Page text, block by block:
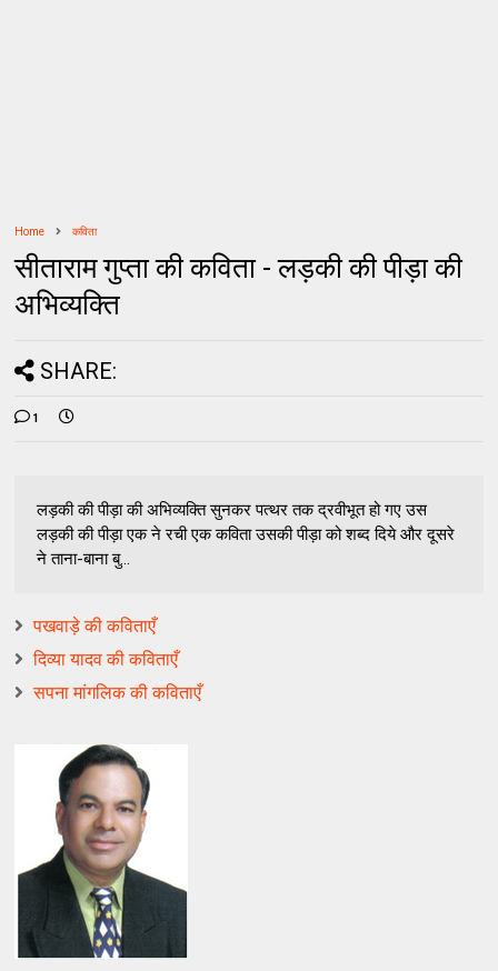
Home कविता
सीताराम गुप्ता की कविता - लड़की की पीड़ा की
अभिव्यक्ति
SHARE:
1
लड़की की पीड़ा की अभिव्यक्ति सुनकर पत्थर तक द्रवीभूत हो गए उस
लड़की की पीड़ा एक ने रची एक कविता उसकी पीड़ा को शब्द दिये और दूसरे
ने ताना-बाना बु...
पखवाड़े की कविताएँ
दिव्या यादव की कविताएँ
सपना मांगलिक की कविताएँ